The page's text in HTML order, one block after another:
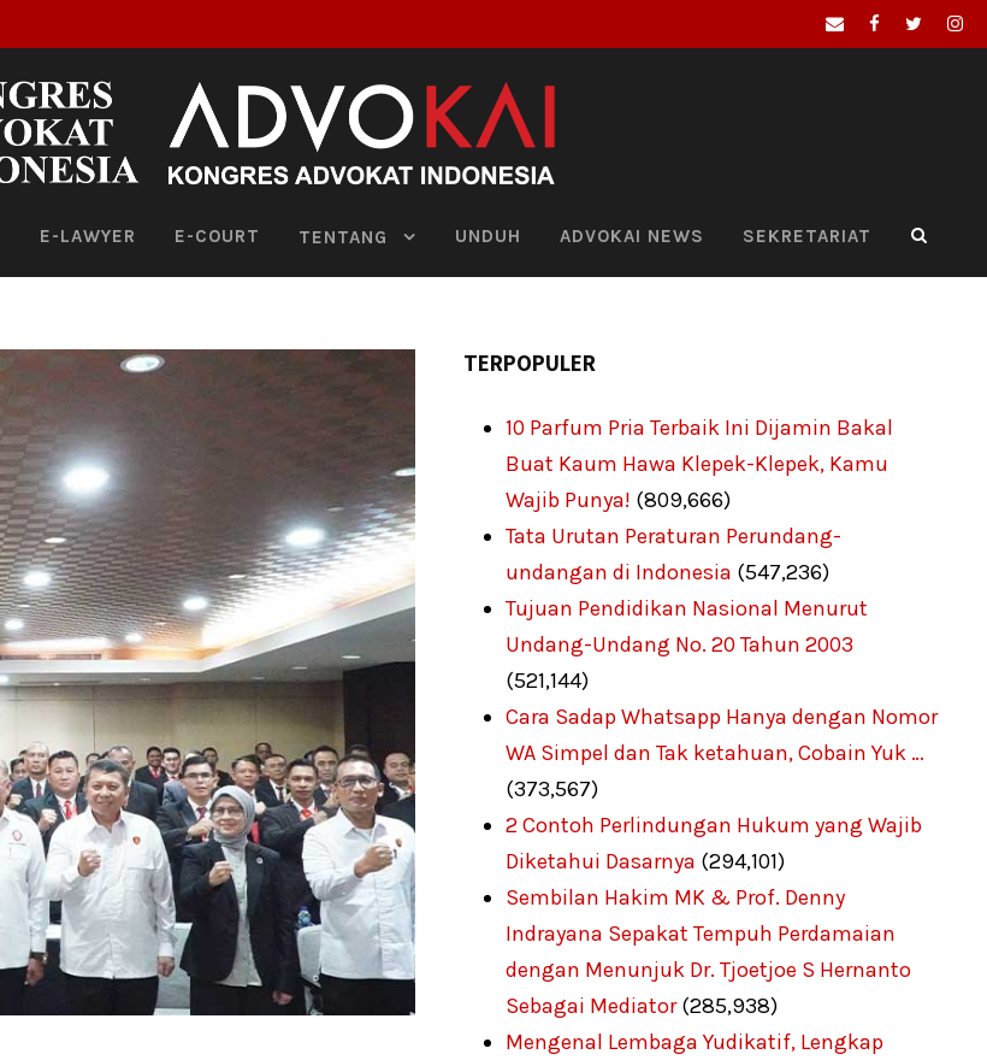
E-LAWYER E-COURT TENTANG UNDUH ADVOKAI NEWS SEKRETARIAT
TERPOPULER
10 Parfum Pria Terbaik Ini Dijamin Bakal
Buat Kaum Hawa Klepek-Klepek, Kamu
Wajib Punya! (809,666)
Tata Urutan Peraturan Perundang-
undangan di Indonesia (547,236)
Tujuan Pendidikan Nasional Menurut
Undang-Undang No. 20 Tahun 2003
(521,144)
Cara Sadap Whatsapp Hanya dengan Nomor
WA Simpel dan Tak ketahuan, Cobain Yuk …
(373,567)
2 Contoh Perlindungan Hukum yang Wajib
Diketahui Dasarnya (294,101)
Sembilan Hakim MK & Prof. Denny
Indrayana Sepakat Tempuh Perdamaian
dengan Menunjuk Dr. Tjoetjoe S Hernanto
Sebagai Mediator (285,938)
Mengenal Lembaga Yudikatif, Lengkap